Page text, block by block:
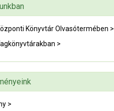
Könyvtár Olvasótermében >
>
>